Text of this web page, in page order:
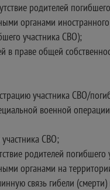
родителей
органами
участника СВО);
в праве общей
участника СВО/
военной
СВО;
родителей
органами на
связь гибели